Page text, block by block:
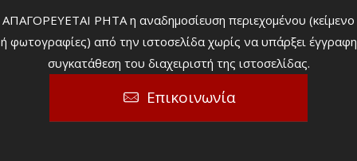
ΑΠΑΓΟΡΕΥΕΤΑΙ ΡΗΤΑ η αναδημοσίευση περιεχομένου (κείμενο
ή φωτογραφίες) από την ιστοσελίδα χωρίς να υπάρξει έγγραφη
συγκατάθεση του διαχειριστή της ιστοσελίδας.
Επικοινωνία